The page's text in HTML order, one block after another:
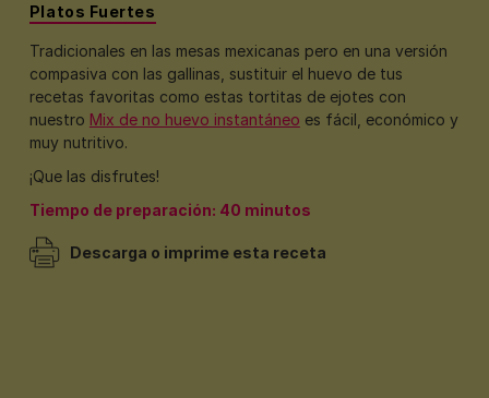
Platos Fuertes
Tradicionales en las mesas mexicanas pero en una versión
compasiva con las gallinas, sustituir el huevo de tus
recetas favoritas como estas tortitas de ejotes con
nuestro Mix de no huevo instantáneo es fácil, económico y
muy nutritivo.
¡Que las disfrutes!
Tiempo de preparación: 40 minutos
Descarga o imprime esta receta